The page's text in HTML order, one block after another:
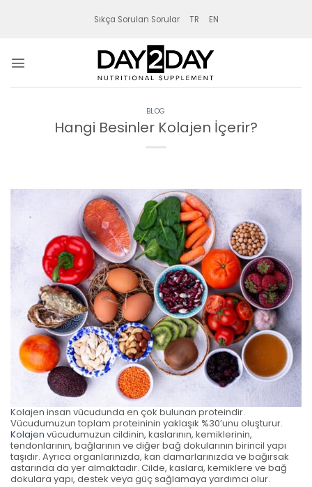
Sıkça Sorulan Sorular TR EN
BLOG
Hangi Besinler Kolajen İçerir?
Kolajen insan vücudunda en çok bulunan proteindir.
Vücudumuzun toplam proteininin yaklaşık %30’unu oluşturur.
Kolajen vücudumuzun cildinin, kaslarının, kemiklerinin,
tendonlarının, bağlarının ve diğer bağ dokularının birincil yapı
taşıdır. Ayrıca organlarınızda, kan damarlarınızda ve bağırsak
astarında da yer almaktadır. Cilde, kaslara, kemiklere ve bağ
dokulara yapı, destek veya güç sağlamaya yardımcı olur.